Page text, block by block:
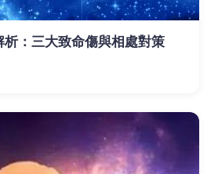
析：三大致命傷與相處對策